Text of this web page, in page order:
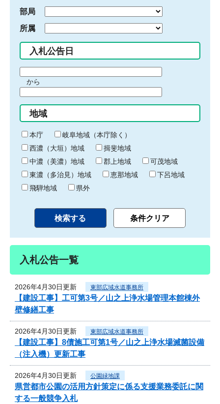
部局
所属
入札公告日
間
始
り
から
間
終
わ
り
地域
本庁
岐阜地域（本庁除く）
西濃（大垣）地域
揖斐地域
中濃（美濃）地域
郡上地域
可茂地域
東濃（多治見）地域
恵那地域
下呂地域
飛騨地域
県外
入札公告一覧
2026年4月30日更新 東部広域水道事務所
【建設工事】工可第3号／山之上浄水場管理本館棟外
壁修繕工事
2026年4月30日更新 東部広域水道事務所
【建設工事】8債施工可第1号／山之上浄水場滅菌設備
（注入機）更新工事
2026年4月30日更新 公園緑地課
県営都市公園の活用方針策定に係る支援業務委託に関
する一般競争入札